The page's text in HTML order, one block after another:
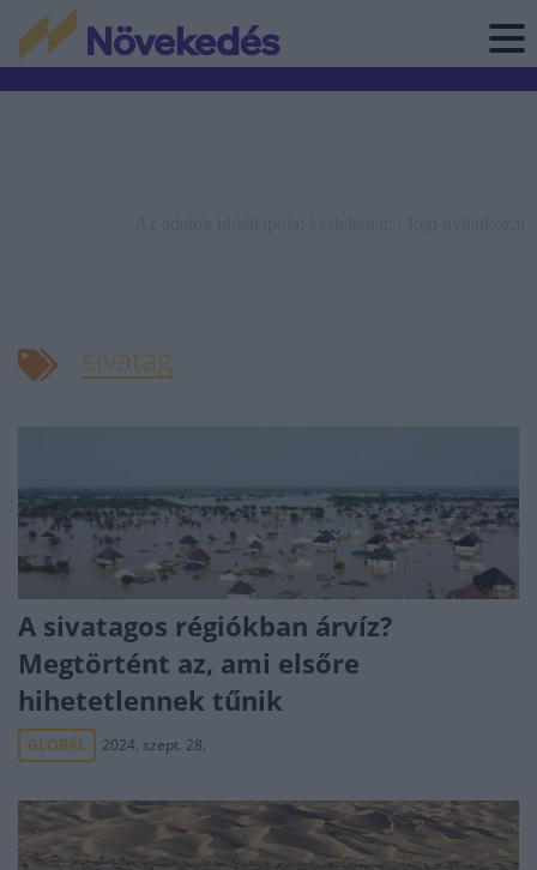
sivatag
A sivatagos régiókban árvíz?
Megtörtént az, ami elsőre
hihetetlennek tűnik
GLOBÁL 2024. szept. 28.